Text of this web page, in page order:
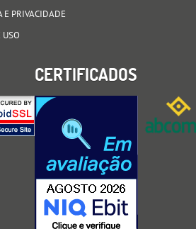
E PRIVACIDADE
CERTIFICADOS